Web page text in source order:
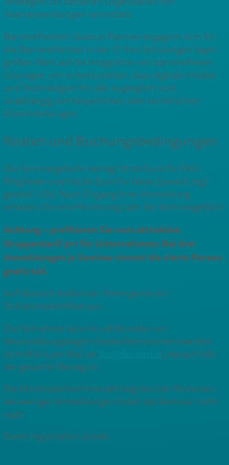
Teamanwendungen vermittelt.
Barrierefreiheit: Gudrun Pannier engagiert sich für
die Barrierefreiheit in der IT. Ihre Schulungen legen
großen Wert auf die Integration von barrierefreien
Lösungen, um sicherzustellen, dass digitale Inhalte
und Technologien für alle zugänglich sind,
unabhängig von körperlichen oder technischen
Einschränkungen
Kosten und Buchungsbedingungen
Die Seminargebühr beträgt 75,00 Euro für FKU-
Mitglieder und 110,00 Euro für Gäste (jeweils zzgl.
gesetzl. USt). Nach Eingang Ihrer Anmeldung
erhalten Sie eine Rechnung über die Seminargebühr.
Achtung – profitieren Sie vom attraktive
Gruppentarif 3+1 für Unternehmen: Bei drei
Anmeldungen je Seminar nimmt die vierte Person
gratis teil.
Auf Wunsch stellen wir Ihnen gerne ein
Teilnahmezertifikat aus.
Die Teilnahme kann bis 48 Stunden vor
Veranstaltungsbeginn kostenfrei storniert werden
(schriftlich per Mail an
), danach fällt
der gesamte Betrag an.
Die Mindestteilnehmerzahl liegt bei vier Personen,
bei weniger Anmeldungen findet das Seminar nicht
statt.
Event registration closed.